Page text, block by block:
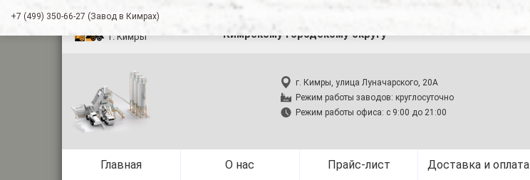
г. Кимры
Кимрскому городскому округу
г. Кимры, улица Луначарского, 20А
Режим работы заводов: круглосуточно
Режим работы офиса: с 9:00 до 21:00
Главная О нас Прайс-лист Доставка и оплата
+7 (499) 350-66-27 (Завод в Кимрах)